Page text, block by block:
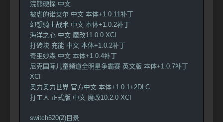
浣熊硬探 中文
被虐的诺艾尔 中文 本体+1.0.11补丁
幻想骑士战术 中文 本体+1.0.2补丁
海洋之心 中文 魔改11.0.0 XCI
打砖块 充能 中文 本体+1.0.2补丁
奇巫妙森 中文 本体+1.0.4补丁
尼克国际儿童频道全明星争霸赛 英文版 本体+1.0.7补丁
XCI
奥力奥力世界 官方中文 本体+1.0.1+2DLC
打工人 正式版 中文 魔改10.2.0 XCI
switch520(2)目录